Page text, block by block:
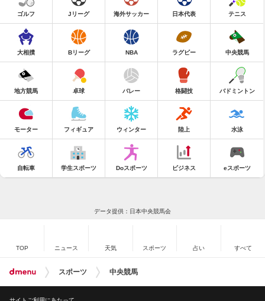
ゴルフ Jリーグ 海外サッカー 日本代表 テニス
大相撲 Bリーグ NBA ラグビー 中央競馬
地方競馬 卓球 バレー 格闘技 バドミントン
モーター フィギュア ウィンター 陸上 水泳
自転車 学生スポーツ Doスポーツ ビジネス eスポーツ
データ提供：日本中央競馬会
TOP ニュース 天気 スポーツ 占い すべて
スポーツ 中央競馬